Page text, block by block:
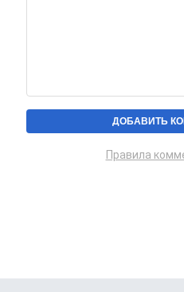
Правила